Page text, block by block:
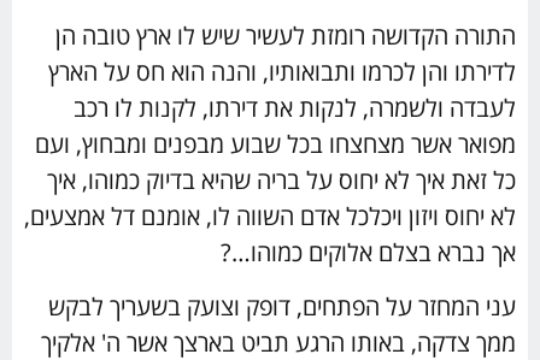
התורה הקדושה רומזת לעשיר שיש לו ארץ טובה הן
לדירתו והן לכרמו ותבואותיו, והנה הוא חס על הארץ
לעבדה ולשמרה, לנקות את דירתו, לקנות לו רכב
מפואר אשר מצחצחו בכל שבוע מבפנים ומבחוץ, ועם
כל זאת איך לא יחוס על בריה שהיא בדיוק כמוהו, איך
לא יחוס ויזון ויכלכל אדם השווה לו, אומנם דל אמצעים,
אך נברא בצלם אלוקים כמוהו…?
עני המחזר על הפתחים, דופק וצועק בשעריך לבקש
ממך צדקה, באותו הרגע תביט בארצך אשר ה' אלקיך